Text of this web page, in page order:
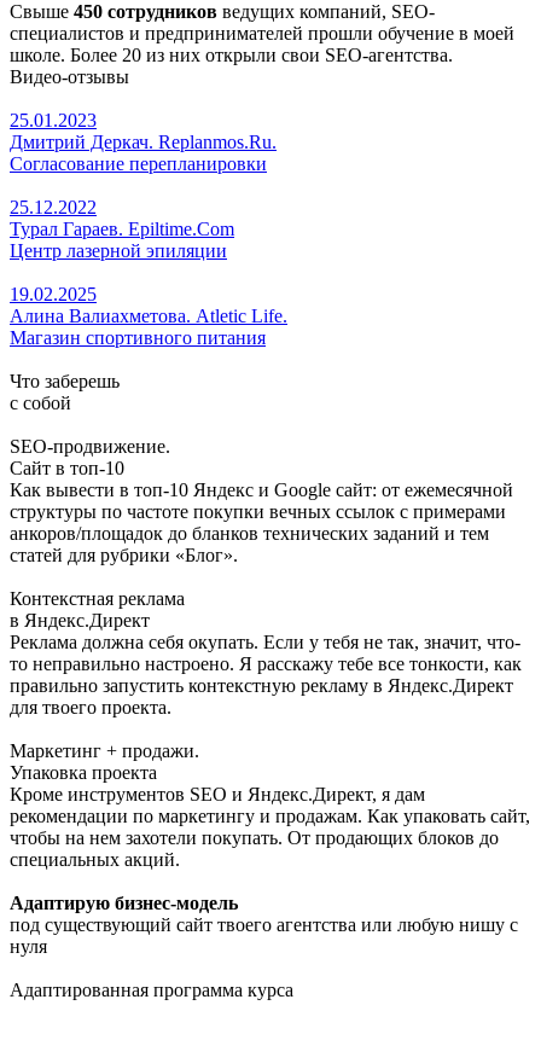
Свыше 450 сотрудников ведущих компаний, SEO-
специалистов и предпринимателей прошли обучение в моей
школе. Более 20 из них открыли свои SEO-агентства.
Видео-отзывы
25.01.2023
Дмитрий Деркач. Replanmos.Ru.
Согласование перепланировки
25.12.2022
Турал Гараев. Epiltime.Com
Центр лазерной эпиляции
19.02.2025
Алина Валиахметова. Atletic Life.
Магазин спортивного питания
Что заберешь
с собой
SEO-продвижение.
Сайт в топ-10
Как вывести в топ-10 Яндекс и Google сайт: от ежемесячной
структуры по частоте покупки вечных ссылок с примерами
анкоров/площадок до бланков технических заданий и тем
статей для рубрики «Блог».
Контекстная реклама
в Яндекс.Директ
Реклама должна себя окупать. Если у тебя не так, значит, что-
то неправильно настроено. Я расскажу тебе все тонкости, как
правильно запустить контекстную рекламу в Яндекс.Директ
для твоего проекта.
Маркетинг + продажи.
Упаковка проекта
Кроме инструментов SEO и Яндекс.Директ, я дам
рекомендации по маркетингу и продажам. Как упаковать сайт,
чтобы на нем захотели покупать. От продающих блоков до
специальных акций.
Адаптирую бизнес-модель
под существующий сайт твоего агентства или любую нишу с
нуля
Адаптированная программа курса